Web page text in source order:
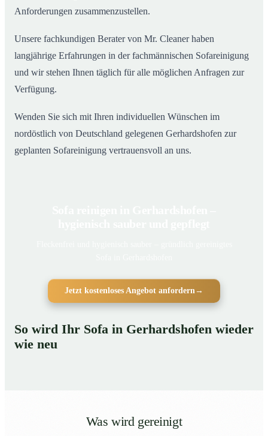
Anforderungen zusammenzustellen.
Unsere fachkundigen Berater von Mr. Cleaner haben
langjährige Erfahrungen in der fachmännischen Sofareinigung
und wir stehen Ihnen täglich für alle möglichen Anfragen zur
Verfügung.
Wenden Sie sich mit Ihren individuellen Wünschen im
nordöstlich von Deutschland gelegenen Gerhardshofen zur
geplanten Sofareinigung vertrauensvoll an uns.
Jetzt kostenloses Angebot anfordern →
So wird Ihr Sofa in Gerhardshofen wieder
wie neu
Was wird gereinigt